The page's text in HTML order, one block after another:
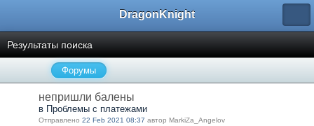
DragonKnight
Результаты поиска
Форумы
непришли балены
в Проблемы с платежами
Отправлено 22 Feb 2021 08:37 автор MarkiZa_Angelov